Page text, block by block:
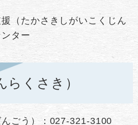
（たかさきしがいこくじん
ター
らくさき）
ごう）：027-321-3100